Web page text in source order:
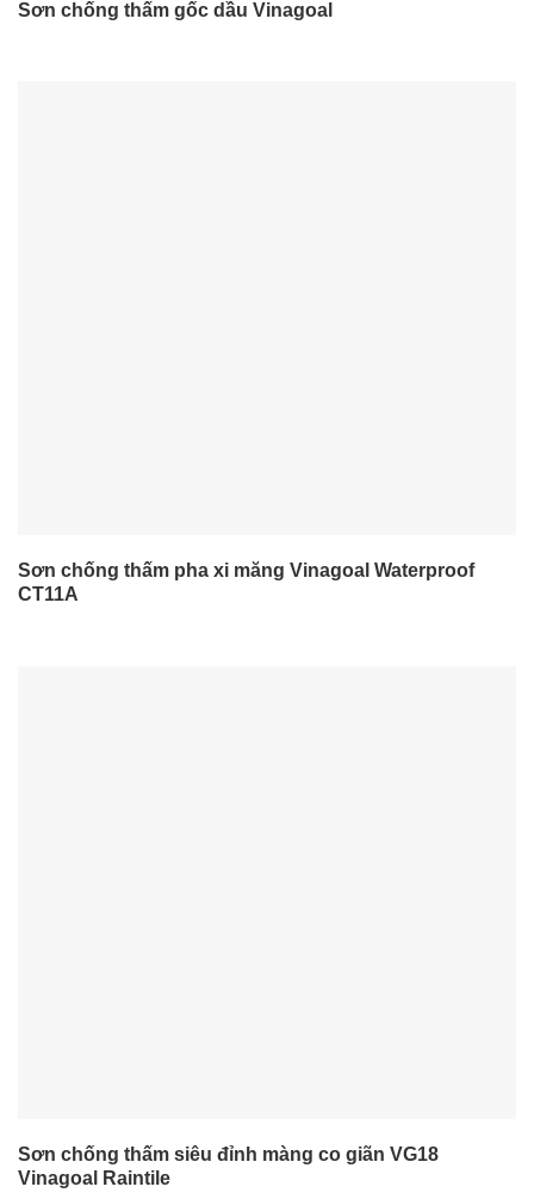
Sơn chống thấm gốc dầu Vinagoal
Sơn chống thấm pha xi măng Vinagoal Waterproof
CT11A
Sơn chống thấm siêu đỉnh màng co giãn VG18
Vinagoal Raintile